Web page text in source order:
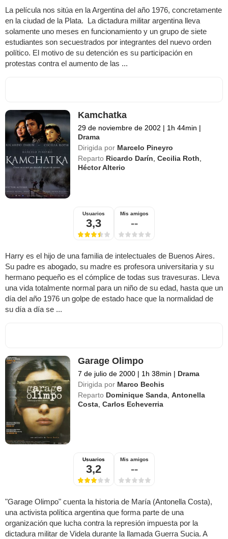
La película nos sitúa en la Argentina del año 1976, concretamente
en la ciudad de la Plata. La dictadura militar argentina lleva
solamente uno meses en funcionamiento y un grupo de siete
estudiantes son secuestrados por integrantes del nuevo orden
político. El motivo de su detención es su participación en
protestas contra el aumento de las ...
Kamchatka
29 de noviembre de 2002 | 1h 44min |
Drama
Dirigida por Marcelo Pineyro
Reparto Ricardo Darín,Cecilia Roth,
Héctor Alterio
Usuarios
3,3
Mis amigos
--
Harry es el hijo de una familia de intelectuales de Buenos Aires.
Su padre es abogado, su madre es profesora universitaria y su
hermano pequeño es el cómplice de todas sus travesuras. Lleva
una vida totalmente normal para un niño de su edad, hasta que un
día del año 1976 un golpe de estado hace que la normalidad de
su día a día se ...
Garage Olimpo
7 de julio de 2000 | 1h 38min | Drama
Dirigida por Marco Bechis
Reparto Dominique Sanda,Antonella
Costa,Carlos Echeverria
Usuarios
3,2
Mis amigos
--
"Garage Olimpo" cuenta la historia de María (Antonella Costa),
una activista política argentina que forma parte de una
organización que lucha contra la represión impuesta por la
dictadura militar de Videla durante la llamada Guerra Sucia. A